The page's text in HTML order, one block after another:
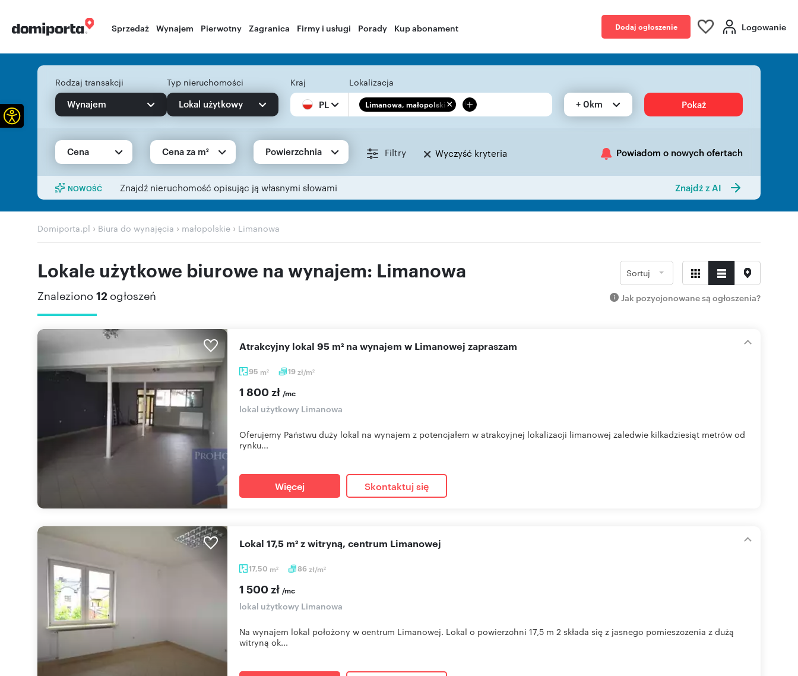
Sprzedaż Wynajem Pierwotny Zagranica Firmy i usługi Porady Kup abonament Dodaj ogłoszenie Logowanie
Rodzaj transakcji
Wynajem
Typ nieruchomości
Lokal użytkowy
Kraj
PL
Lokalizacja
Limanowa, małopolskie + + 0km Pokaż
Cena Cena za m² Powierzchnia Filtry Wyczyść kryteria Powiadom o nowych ofertach
NOWOŚĆ Znajdź nieruchomość opisując ją własnymi słowami Znajdź z AI
Domiporta.pl › Biura do wynajęcia › małopolskie › Limanowa
Lokale użytkowe biurowe na wynajem: Limanowa
Znaleziono 12 ogłoszeń
Sortuj
Jak pozycjonowane są ogłoszenia?
95 m2 19zł/m2
Atrakcyjny lokal 95 m² na wynajem w Limanowej zapraszam
1 800 zł /mc
lokal użytkowy Limanowa
Oferujemy Państwu duży lokal na wynajem z potencjałem w atrakcyjnej lokalizacji limanowej zaledwie kilkadziesiąt metrów od
rynku...
Więcej Skontaktuj się
17,50 m2 86zł/m2
Lokal 17,5 m² z witryną, centrum Limanowej
1 500 zł /mc
lokal użytkowy Limanowa
Na wynajem lokal położony w centrum Limanowej. Lokal o powierzchni 17,5 m 2 składa się z jasnego pomieszczenia z dużą
witryną ok...
Otwórz pasek narzędzi